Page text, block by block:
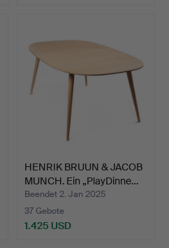
HENRIK BRUUN & JACOB
MUNCH. Ein „PlayDinne…
Beendet 2. Jan 2025
37 Gebote
1.425 USD